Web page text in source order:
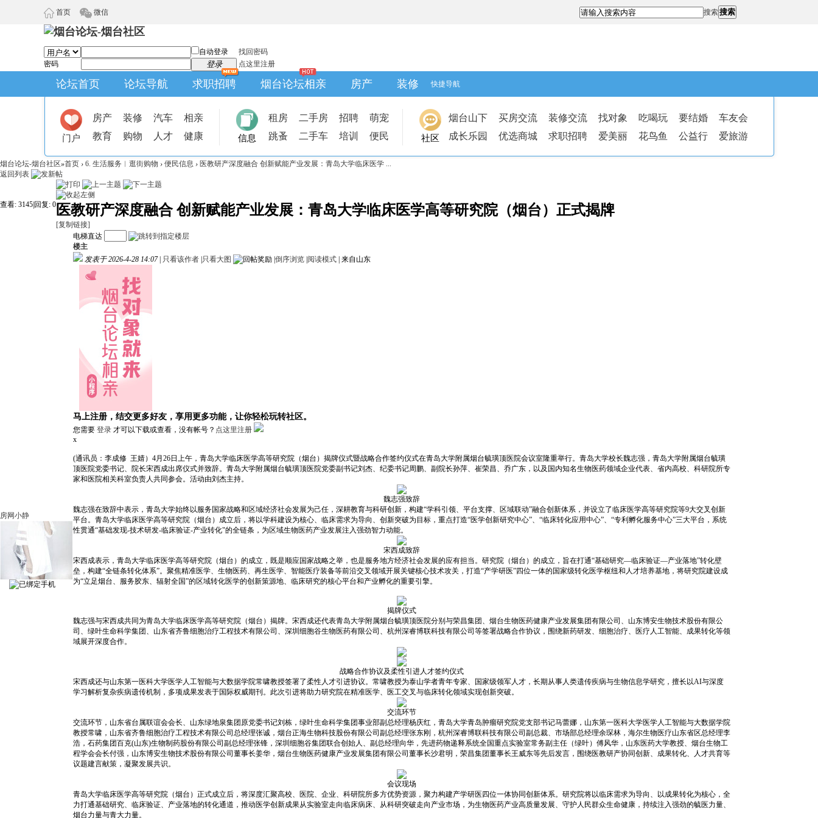
首页 微信 搜索搜索
自动登录
找回密码
密码
登录 点这里注册
论坛首页 论坛导航 求职招聘 烟台论坛相亲 房产 装修 快捷导航
门户
房产 装修 汽车
相亲
教育
购物 人才 健康 信息
租房 二手房 招聘
萌宠
跳蚤
二手车 培训 便民 社区
烟台山下 买房交流 装修交流 找对象 吃喝玩 要结婚
车友会
成长乐园
优选商城 求职招聘 爱美丽 花鸟鱼 公益行 爱旅游
烟台论坛-烟台社区»首页 › 6. 生活服务︱逛街购物 › 便民信息 › 医教研产深度融合 创新赋能产业发展：青岛大学临床医学 ...
返回列表
查看: 3145 回复: 0 医教研产深度融合 创新赋能产业发展：青岛大学临床医学高等研究院（烟台）正式揭牌
[复制链接]
房网小静
电梯直达
楼主
发表于 2026-4-28 14:07
只看该作者 只看大图 倒序浏览 阅读模式 来自山东
马上注册，结交更多好友，享用更多功能，让你轻松玩转社区。
您需要 登录 才可以下载或查看，没有帐号？ 点这里注册
x
(通讯员：李成修 王婧）4月26日上午，青岛大学临床医学高等研究院（烟台）揭牌仪式暨战略合作签约仪式在青岛大学附属烟台毓璜顶医院会议室隆重举行。青岛大学校长魏志强，青岛大学附属烟台毓璜
顶医院党委书记、院长宋西成出席仪式并致辞。青岛大学附属烟台毓璜顶医院党委副书记刘杰、纪委书记周鹏、副院长孙萍、崔荣昌、乔广东，以及国内知名生物医药领域企业代表、省内高校、科研院所专
家和医院相关科室负责人共同参会。活动由刘杰主持。
魏志强致辞
魏志强在致辞中表示，青岛大学始终以服务国家战略和区域经济社会发展为己任，深耕教育与科研创新，构建“学科引领、平台支撑、区域联动”融合创新体系，并设立了临床医学高等研究院等9大交叉创新
平台。青岛大学临床医学高等研究院（烟台）成立后，将以学科建设为核心、临床需求为导向、创新突破为目标，重点打造“医学创新研究中心”、“临床转化应用中心”、“专利孵化服务中心”三大平台，系统
性贯通“基础发现-技术研发-临床验证-产业转化"的全链条，为区域生物医药产业发展注入强劲智力动能。
宋西成致辞
宋西成表示，青岛大学临床医学高等研究院（烟台）的成立，既是顺应国家战略之举，也是服务地方经济社会发展的应有担当。研究院（烟台）的成立，旨在打通“基础研究—临床验证—产业落地”转化壁
垒，构建“全链条转化体系”。聚焦精准医学、生物医药、再生医学、智能医疗装备等前沿交叉领域开展关键核心技术攻关，打造“产学研医”四位一体的国家级转化医学枢纽和人才培养基地，将研究院建设成
为“立足烟台、服务胶东、辐射全国”的区域转化医学的创新策源地、临床研究的核心平台和产业孵化的重要引擎。
揭牌仪式
魏志强与宋西成共同为青岛大学临床医学高等研究院（烟台）揭牌。宋西成还代表青岛大学附属烟台毓璜顶医院分别与荣昌集团、烟台生物医药健康产业发展集团有限公司、山东博安生物技术股份有限公
司、绿叶生命科学集团、山东省齐鲁细胞治疗工程技术有限公司、深圳细胞谷生物医药有限公司、杭州深睿博联科技有限公司等签署战略合作协议，围绕新药研发、细胞治疗、医疗人工智能、成果转化等领
域展开深度合作。
战略合作协议及柔性引进人才签约仪式
宋西成还与山东第一医科大学医学人工智能与大数据学院常啸教授签署了柔性人才引进协议。常啸教授为泰山学者青年专家、国家级领军人才，长期从事人类遗传疾病与生物信息学研究，擅长以AI与深度
学习解析复杂疾病遗传机制，多项成果发表于国际权威期刊。此次引进将助力研究院在精准医学、医工交叉与临床转化领域实现创新突破。
交流环节
交流环节，山东省台属联谊会会长、山东绿地泉集团原党委书记刘栋，绿叶生命科学集团事业部副总经理杨庆红，青岛大学青岛肿瘤研究院党支部书记马蕾娜，山东第一医科大学医学人工智能与大数据学院
教授常啸，山东省齐鲁细胞治疗工程技术有限公司总经理张诚，烟台正海生物科技股份有限公司副总经理张东刚，杭州深睿博联科技有限公司副总裁、市场部总经理余琛林，海尔生物医疗山东省区总经理李
浩，石药集团百克(山东)生物制药股份有限公司副总经理张锋，深圳细胞谷集团联合创始人、副总经理向华，先进药物递释系统全国重点实验室常务副主任（绿叶）傅风华，山东医药大学教授、烟台生物工
程学会会长付强，山东博安生物技术股份有限公司董事长姜华，烟台生物医药健康产业发展集团有限公司董事长沙君明，荣昌集团董事长王威东等先后发言，围绕医教研产协同创新、成果转化、人才共育等
议题建言献策，凝聚发展共识。
会议现场
青岛大学临床医学高等研究院（烟台）正式成立后，将深度汇聚高校、医院、企业、科研院所多方优势资源，聚力构建产学研医四位一体协同创新体系。研究院将以临床需求为导向、以成果转化为核心，全
力打通基础研究、临床验证、产业落地的转化通道，推动医学创新成果从实验室走向临床病床、从科研突破走向产业市场，为生物医药产业高质量发展、守护人民群众生命健康，持续注入强劲的毓医力量、
烟台力量与青大力量。